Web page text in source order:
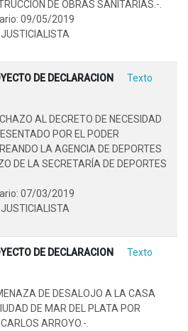
DE OBRAS SANITARIAS.-.
09/05/2019
DE DECLARACION
Texto
AL DECRETO DE NECESIDAD
POR EL PODER
LA AGENCIA DE DEPORTES
DE LA SECRETARÍA DE DEPORTES
07/03/2019
DE DECLARACION
Texto
DE DESALOJO A LA CASA
DE MAR DEL PLATA POR
ARROYO.-.